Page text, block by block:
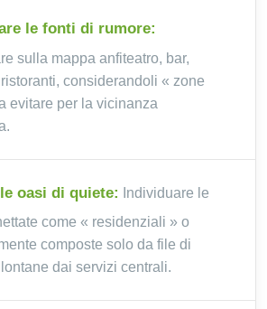
le fonti di rumore:
sulla mappa anfiteatro, bar,
considerandoli « zone
evitare per la vicinanza
oasi di quiete:
Individuare le
come « residenziali » o
composte solo da file di
dai servizi centrali.